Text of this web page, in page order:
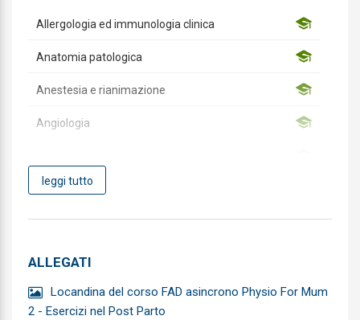
Allergologia ed immunologia clinica
Anatomia patologica
Anestesia e rianimazione
Angiologia
Biochimica clinica
Cardiochirurgia
Cardiologia
Chirurgia Generale
leggi tutto
ALLEGATI
Locandina del corso FAD asincrono Physio For Mum
2 - Esercizi nel Post Parto